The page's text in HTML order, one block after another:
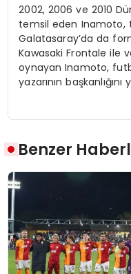
2002, 2006 ve 2010
temsil eden Inamoto,
Galatasaray’da da
Kawasaki Frontale ile
oynayan Inamoto,
yazarının başkanlığını
Benzer